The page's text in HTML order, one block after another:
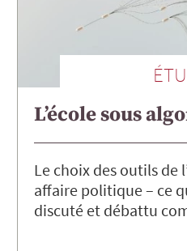
L’école sous
Le choix des outils de
affaire politique – ce
discuté et débattu